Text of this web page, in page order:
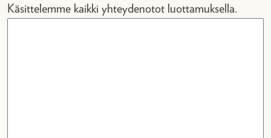
lKäsittelemme kaikki yhteydenotot luottamuksella.